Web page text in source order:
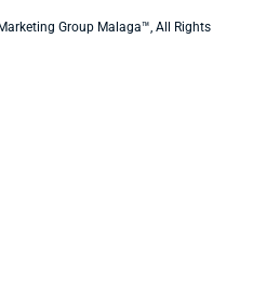
Group Malaga™, All Rights